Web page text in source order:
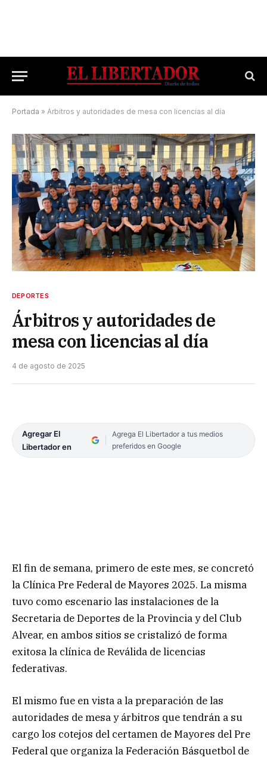
Portada » Árbitros y autoridades de mesa con licencias al día
DEPORTES
Árbitros y autoridades de
mesa con licencias al día
4 de agosto de 2025
Agregar El
Libertador en
Agrega El Libertador a tus medios
preferidos en Google
El fin de semana, primero de este mes, se concretó
la Clínica Pre Federal de Mayores 2025. La misma
tuvo como escenario las instalaciones de la
Secretaria de Deportes de la Provincia y del Club
Alvear, en ambos sitios se cristalizó de forma
exitosa la clínica de Reválida de licencias
federativas.
El mismo fue en vista a la preparación de las
autoridades de mesa y árbitros que tendrán a su
cargo los cotejos del certamen de Mayores del Pre
Federal que organiza la Federación Básquetbol de